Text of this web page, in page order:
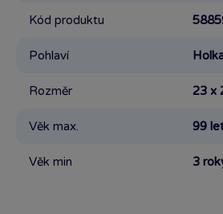
Kód produktu
Pohlaví
Rozměr 23 x
Věk max. 99
Věk min 3